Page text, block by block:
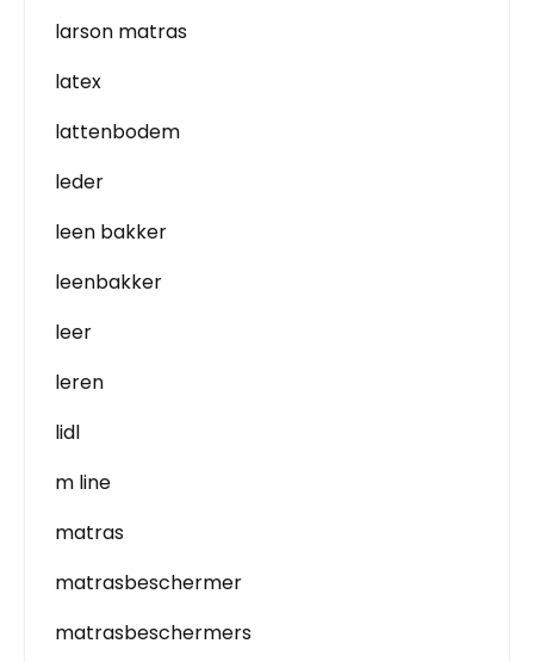
larson matras
latex
lattenbodem
leder
leen bakker
leenbakker
leer
leren
lidl
m line
matras
matrasbeschermer
matrasbeschermers